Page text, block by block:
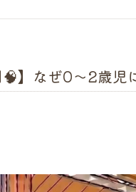
🧠】なぜ0〜2歳児